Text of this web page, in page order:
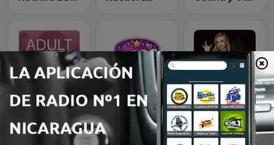
Beam FM - Adult Hits K-Pop Vibes